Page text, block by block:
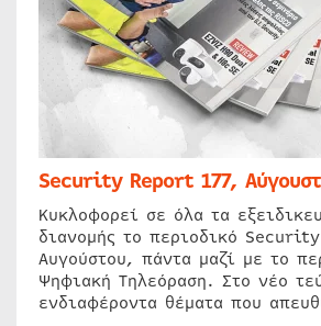
Security Report 177,
Κυκλοφορεί σε όλα τα
διανομής το περιοδικό
Αυγούστου, πάντα μαζί με το
Ψηφιακή Τηλεόραση. Στο νέο
ενδιαφέροντα θέματα που